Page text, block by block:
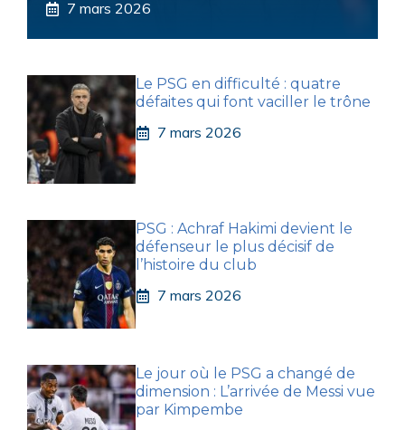
7 mars 2026
Le PSG en difficulté : quatre
défaites qui font vaciller le trône
7 mars 2026
PSG : Achraf Hakimi devient le
défenseur le plus décisif de
l’histoire du club
7 mars 2026
Le jour où le PSG a changé de
dimension : L’arrivée de Messi vue
par Kimpembe